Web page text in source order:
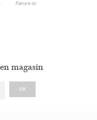
Parure or
magasin